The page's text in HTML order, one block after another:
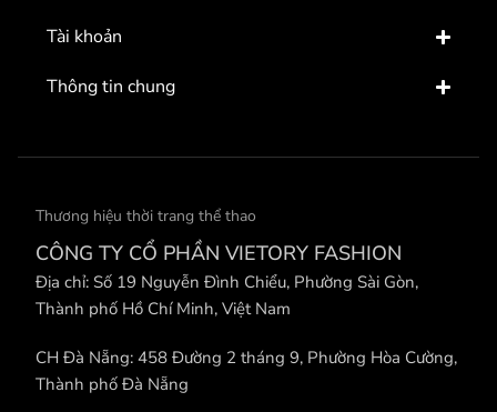
Tài khoản
Thông tin chung
Thương hiệu thời trang thể thao
CÔNG TY CỔ PHẦN VIETORY FASHION
Địa chỉ: Số 19 Nguyễn Đình Chiểu, Phường Sài Gòn,
Thành phố Hồ Chí Minh, Việt Nam
CH Đà Nẵng: 458 Đường 2 tháng 9, Phường Hòa Cường,
Thành phố Đà Nẵng